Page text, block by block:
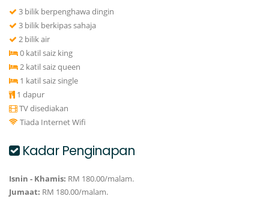
3 bilik berpenghawa dingin
3 bilik berkipas sahaja
2 bilik air
0 katil saiz king
2 katil saiz queen
1 katil saiz single
1 dapur
TV disediakan
Tiada Internet Wifi
Kadar Penginapan
Isnin - Khamis: RM 180.00/malam.
Jumaat: RM 180.00/malam.